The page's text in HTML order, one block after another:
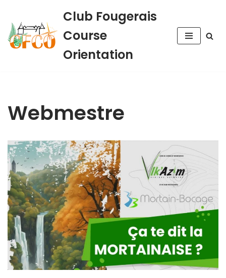
Aller
au
contenu
Club Fougerais
Course
Orientation
Webmestre